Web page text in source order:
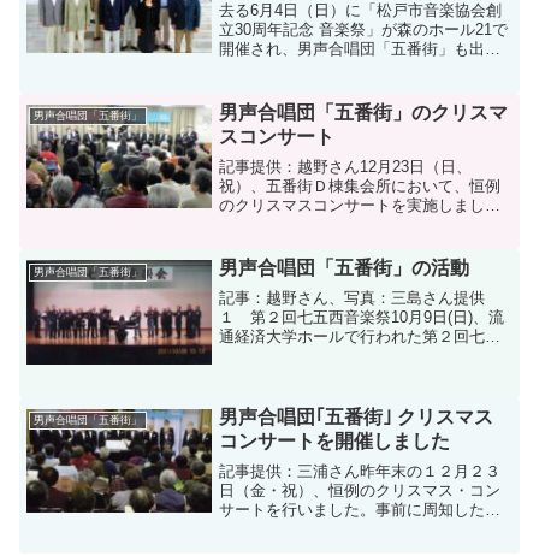
去る6月4日（日）に「松戸市音楽協会創
立30周年記念 音楽祭」が森のホール21で
開催され、男声合唱団「五番街」も出場
で、合唱・器楽・歌唱・和太鼓の4連盟が
所属しています。...
男声合唱団「五番街」
男声合唱団「五番街」のクリスマ
スコンサート
記事提供：越野さん12月23日（日、
祝）、五番街Ｄ棟集会所において、恒例
のクリスマスコンサートを実施しまし
の1年間練習してきた曲から、第1部では
「希望の島」、「少年時...
男声合唱団「五番街」 男声合唱団「五番街」の活動
記事：越野さん、写真：三島さん提供
１ 第２回七五西音楽祭10月9日(日)、流
通経済大学ホールで行われた第２回七五
たし、我々も日頃の成...
男声合唱団「五番街」
男声合唱団｢五番街｣ クリスマス
コンサートを開催しました
記事提供：三浦さん昨年末の１２月２３
日（金・祝）、恒例のクリスマス・コン
サートを行いました。事前に周知した宣